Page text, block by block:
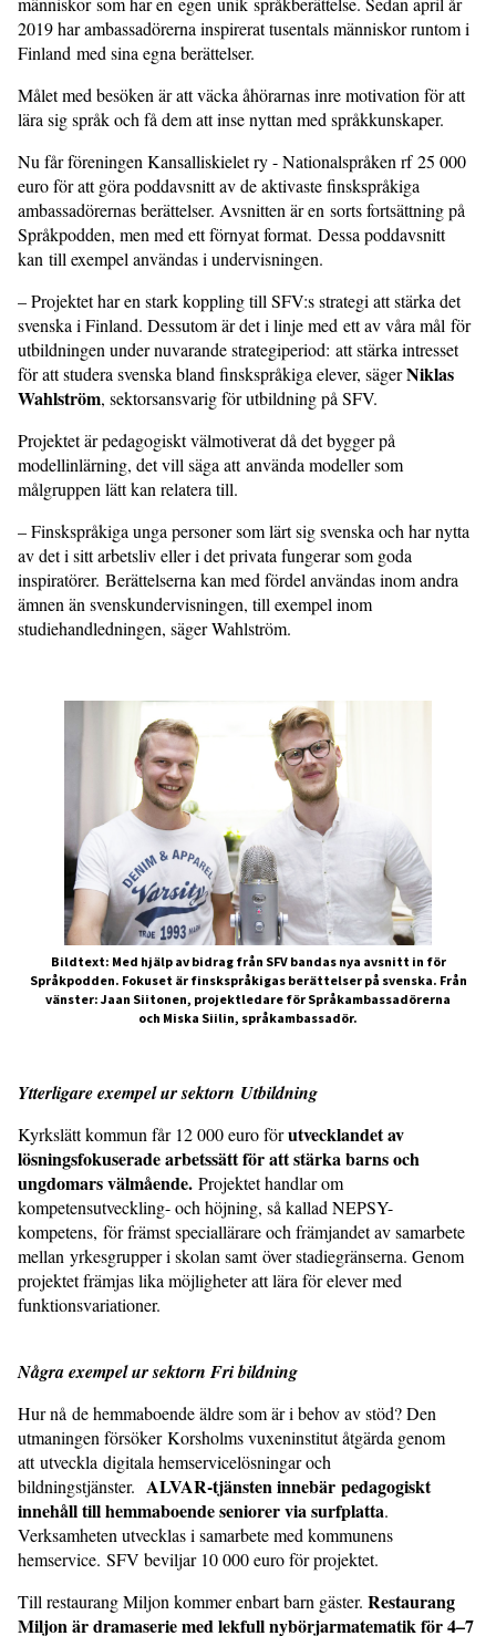
2019 har ambassadörerna inspirerat tusentals människor runtom i
Finland med sina egna berättelser.
Målet med besöken är att väcka åhörarnas inre motivation för att
lära sig språk och få dem att inse nyttan med språkkunskaper.
Nu får föreningen Kansalliskielet ry - Nationalspråken rf 25 000
euro för att göra poddavsnitt av de aktivaste finskspråkiga
ambassadörernas berättelser. Avsnitten är en sorts fortsättning på
Språkpodden, men med ett förnyat format. Dessa poddavsnitt
kan till exempel användas i undervisningen.
– Projektet har en stark koppling till SFV:s strategi att stärka det
svenska i Finland. Dessutom är det i linje med ett av våra mål för
utbildningen under nuvarande strategiperiod: att stärka intresset
för att studera svenska bland finskspråkiga elever, sägerNiklas
Wahlström, sektorsansvarig för utbildning på SFV.
Projektet är pedagogiskt välmotiverat då det bygger på
modellinlärning, det vill säga att använda modeller som
målgruppen lätt kan relatera till.
– Finskspråkiga unga personer som lärt sig svenska och har nytta
av det i sitt arbetsliv eller i det privata fungerar som goda
inspiratörer. Berättelserna kan med fördel användas inom andra
ämnen än svenskundervisningen, till exempel inom
studiehandledningen, säger Wahlström.
Bildtext: Med hjälp av bidrag från SFV bandas nya avsnitt in för
Språkpodden. Fokuset är finskspråkigas berättelser på svenska. Från
vänster: Jaan Siitonen, projektledare för Språkambassadörerna
och Miska Siilin, språkambassadör.
Ytterligare exempel ur sektorn Utbildning
Kyrkslätt kommun får 12 000 euro förutvecklandet av
lösningsfokuserade arbetssätt för att stärka barns och
ungdomars välmående. Projektet handlar om
kompetensutveckling- och höjning, så kallad NEPSY-
kompetens, för främst speciallärare och främjandet av samarbete
mellan yrkesgrupper i skolan samt över stadiegränserna. Genom
projektet främjas lika möjligheter att lära för elever med
funktionsvariationer.
Några exempel ur sektorn Fri bildning
Hur nå de hemmaboende äldre som är i behov av stöd? Den
utmaningen försöker Korsholms vuxeninstitut åtgärda genom
att utveckla digitala hemservicelösningar och
bildningstjänster. ALVAR-tjänsten innebär pedagogiskt
innehåll till hemmaboende seniorer via surfplatta.
Verksamheten utvecklas i samarbete med kommunens
hemservice. SFV beviljar 10 000 euro för projektet.
Till restaurang Miljon kommer enbart barn gäster. Restaurang
Miljon är dramaserie med lekfull nybörjarmatematik för 4–7